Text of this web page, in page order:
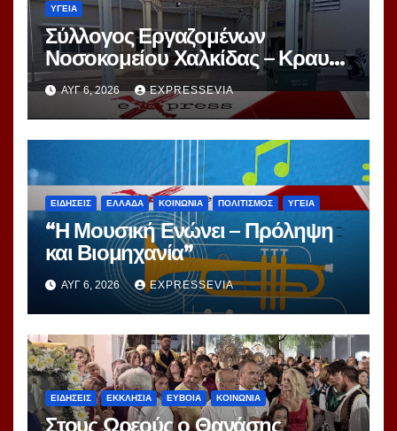
ΥΓΕΙΑ
Σύλλογος Εργαζομένων
Νοσοκομείου Χαλκίδας – Κραυγή
Αγωνίας
ΑΥΓ 6, 2026 EXPRESSEVIA
ΕΙΔΗΣΕΙΣ ΕΛΛΑΔΑ ΚΟΙΝΩΝΙΑ ΠΟΛΙΤΙΣΜΟΣ ΥΓΕΙΑ
“Η Μουσική Ενώνει – Πρόληψη
και Βιομηχανία”
ΑΥΓ 6, 2026 EXPRESSEVIA
ΕΙΔΗΣΕΙΣ ΕΚΚΛΗΣΙΑ ΕΥΒΟΙΑ ΚΟΙΝΩΝΙΑ
Στους Ωρεούς ο Θανάσης